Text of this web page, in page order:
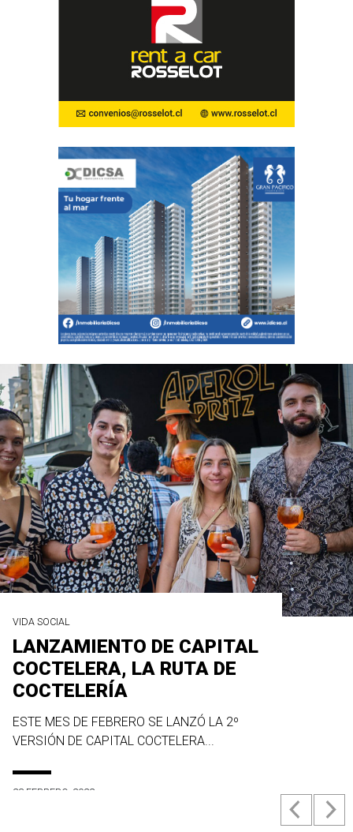
VIDA SOCIAL
LANZAMIENTO DE CAPITAL
COCTELERA, LA RUTA DE
COCTELERÍA
ESTE MES DE FEBRERO SE LANZÓ LA 2º
VERSIÓN DE CAPITAL COCTELERA...
23 FEBRERO, 2022